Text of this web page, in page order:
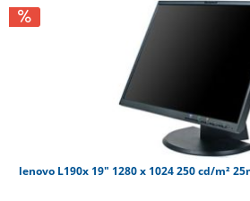
lenovo L190x 19" 1280 x 1024 250 cd/m²